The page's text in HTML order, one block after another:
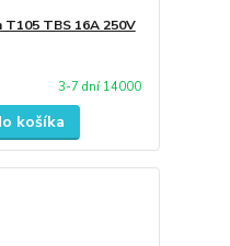
TBS 16A 250V
3-7 dní 14000
košíka